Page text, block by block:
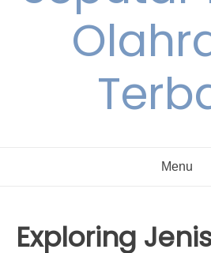
Menu
Exploring